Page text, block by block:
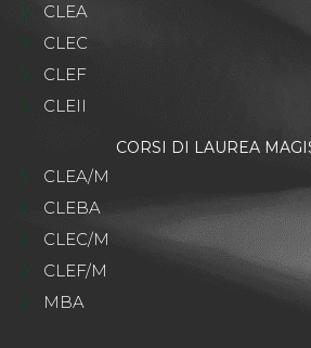
CLEA
CLEC
CLEF
CLEII
CORSI DI LAUREA
CLEA/M
CLEBA
CLEC/M
CLEF/M
MBA